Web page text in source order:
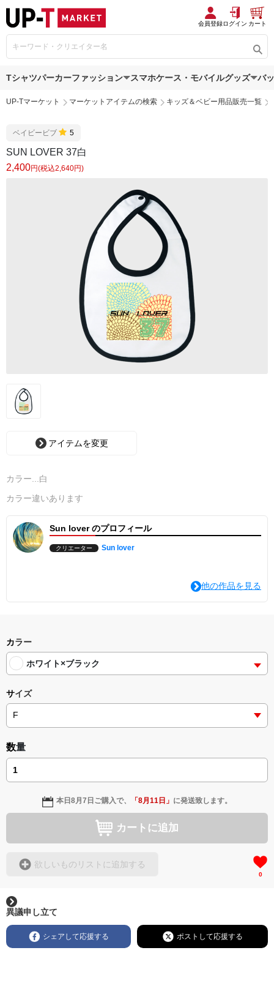
会員登録ログイン カート
Tシャツパーカーファッション スマホケース・モバイルグッズ バ
UP-Tマーケット マーケットアイテムの検索 キッズ＆ベビー用品販売一覧
ベイビービブ 5
SUN LOVER 37白
2,400円(税込2,640円)
アイテムを変更
カラー...白
カラー違いあります
Sun lover のプロフィール
クリエーター Sun lover
他の作品を見る
カラー
ホワイト×ブラック
サイズ
数量
本日8月7日 ご購入で、 「8月11日 」 に発送致します。
カートに追加
欲しいものリストに追加する
0
異議申し立て
シェアして応援する ポストして応援する